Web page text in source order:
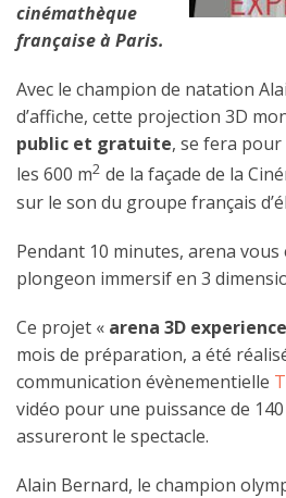
cinémathèque
française à Paris.
Avec le champion de natation
d’affiche, cette projection 3D
public et gratuite, se fera
les 600 m2 de la façade de la
sur le son du groupe français
Pendant 10 minutes, arena
plongeon immersif en 3
Ce projet « arena 3D experience
mois de préparation, a été
communication évènementielle
vidéo pour une puissance de
assureront le spectacle.
Alain Bernard, le champion